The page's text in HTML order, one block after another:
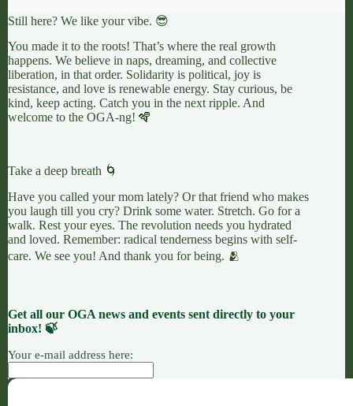
Still here? We like your vibe. 😎
You made it to the roots! That’s where the real growth
happens. We believe in naps, dreaming, and collective
liberation, in that order. Solidarity is political, joy is
resistance, and love is renewable energy. Stay curious, be
kind, keep acting. Catch you in the next ripple. And
welcome to the OGA-ng! 🪇
Take a deep breath 🌀
Have you called your mom lately? Or that friend who makes
you laugh till you cry? Drink some water. Stretch. Go for a
walk. Rest your eyes. The revolution needs you hydrated
and loved. Remember: radical tenderness begins with self-
care. We see you! And thank you for being. 🫂
Get all our OGA news and events sent directly to your
inbox! 🍃
Your e-mail address here: